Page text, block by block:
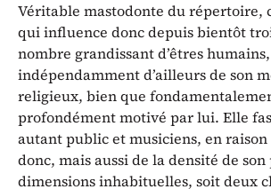
Véritable mastodonte du répertoire,
qui influence donc depuis bientôt
nombre grandissant d’êtres humains,
indépendamment d’ailleurs de son
religieux, bien que
profondément motivé par lui. Elle
autant public et musiciens, en raison
donc, mais aussi de la densité de son
dimensions inhabituelles, soit deux